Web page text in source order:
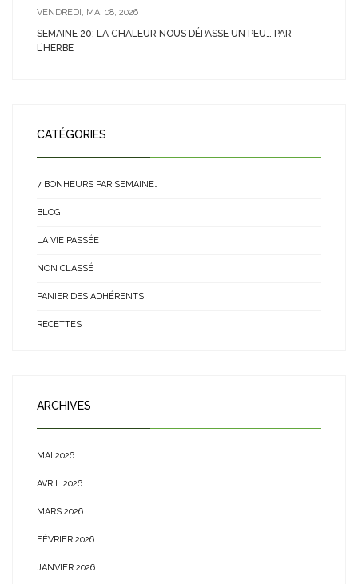
VENDREDI, MAI 08, 2026
SEMAINE 20: LA CHALEUR NOUS DÉPASSE UN PEU… PAR
L’HERBE
CATÉGORIES
7 BONHEURS PAR SEMAINE…
BLOG
LA VIE PASSÉE
NON CLASSÉ
PANIER DES ADHÉRENTS
RECETTES
ARCHIVES
MAI 2026
AVRIL 2026
MARS 2026
FÉVRIER 2026
JANVIER 2026